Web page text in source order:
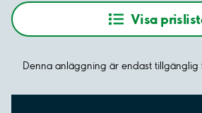
Visa
Denna anläggning är endast tillgänglig